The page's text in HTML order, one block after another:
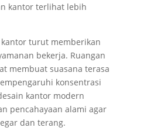
kantor terlihat lebih
turut memberikan
bekerja. Ruangan
membuat suasana terasa
konsentrasi
kantor modern
pencahayaan alami agar
dan terang.